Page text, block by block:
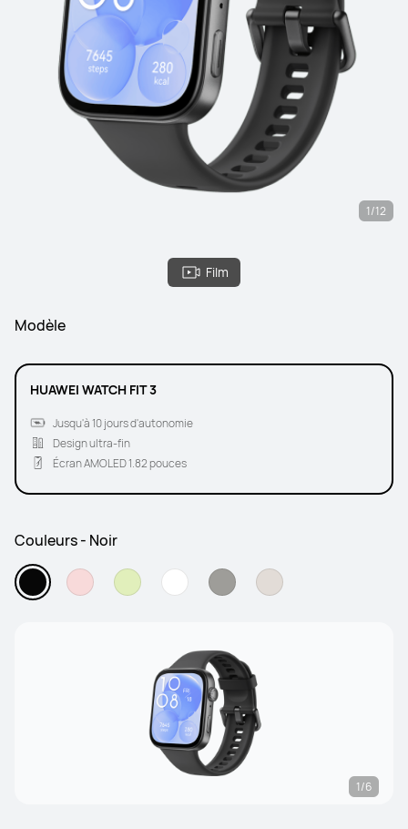
Film
1/12
Modèle
HUAWEI WATCH FIT 3
Jusqu'à 10 jours d'autonomie
Design ultra-fin
Écran AMOLED 1.82 pouces
Couleurs - Noir
1/6